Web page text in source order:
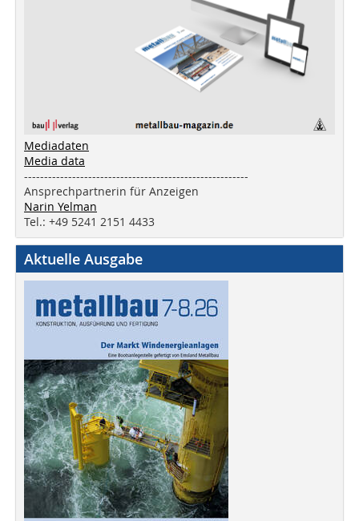
Mediadaten
Media data
--------------------------------------------------------
Ansprechpartnerin für Anzeigen
Narin Yelman
Tel.: +49 5241 2151 4433
Aktuelle Ausgabe